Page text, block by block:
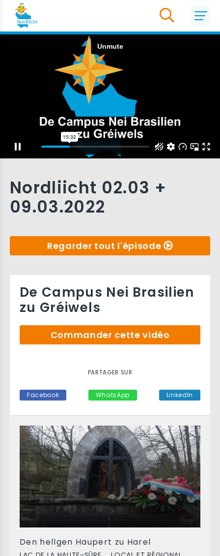
Nordliicht 02.03 +
09.03.2022
Regarder tout l'épisode
Den hellgen Haupert zu Harel
De Campus Nei Brasilien
zu Gréiwels
Commander cette vidéo
PARTAGER SUR
Facebook WhatsApp LinkedIn